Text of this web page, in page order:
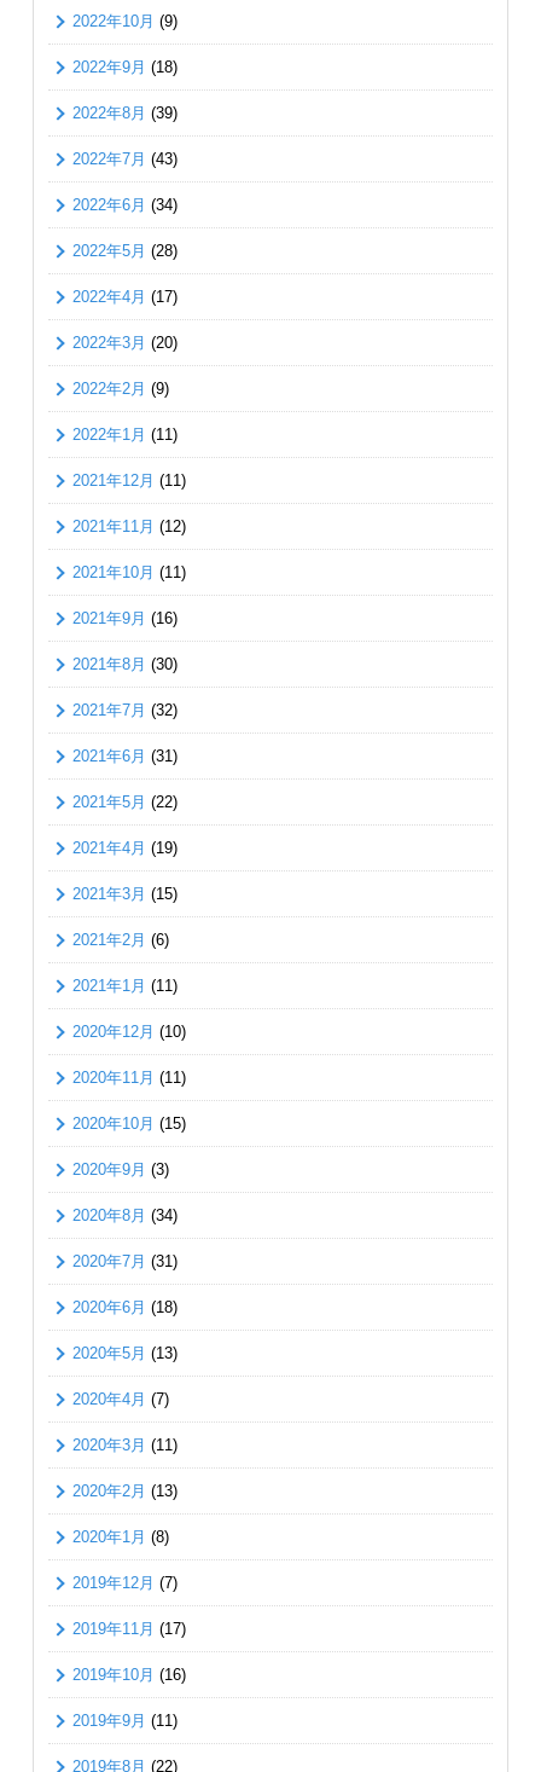
2022年10月 (9)
2022年9月 (18)
2022年8月 (39)
2022年7月 (43)
2022年6月 (34)
2022年5月 (28)
2022年4月 (17)
2022年3月 (20)
2022年2月 (9)
2022年1月 (11)
2021年12月 (11)
2021年11月 (12)
2021年10月 (11)
2021年9月 (16)
2021年8月 (30)
2021年7月 (32)
2021年6月 (31)
2021年5月 (22)
2021年4月 (19)
2021年3月 (15)
2021年2月 (6)
2021年1月 (11)
2020年12月 (10)
2020年11月 (11)
2020年10月 (15)
2020年9月 (3)
2020年8月 (34)
2020年7月 (31)
2020年6月 (18)
2020年5月 (13)
2020年4月 (7)
2020年3月 (11)
2020年2月 (13)
2020年1月 (8)
2019年12月 (7)
2019年11月 (17)
2019年10月 (16)
2019年9月 (11)
2019年8月 (22)